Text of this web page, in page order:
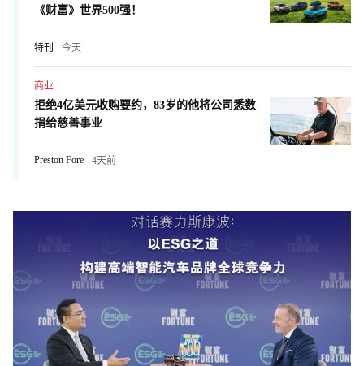
《财富》世界500强！
特刊 今天
商业
拒绝4亿美元收购要约，83岁的他将公司悉数
捐给慈善事业
Preston Fore 4天前